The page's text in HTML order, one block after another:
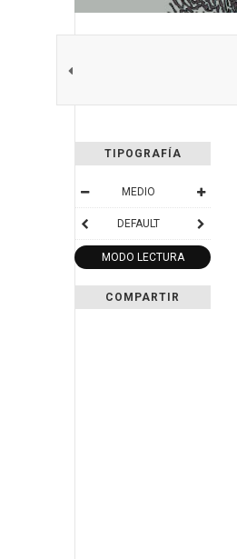
TIPOGRAFÍA
MEDIO
DEFAULT
MODO LECTURA
COMPARTIR